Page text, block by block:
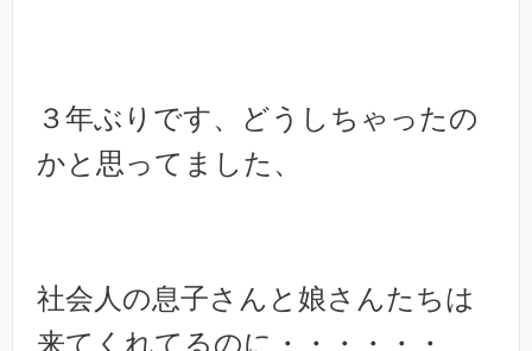
３年ぶりです、どうしちゃったの
かと思ってました、
社会人の息子さんと娘さんたちは
来てくれてるのに・・・・・・